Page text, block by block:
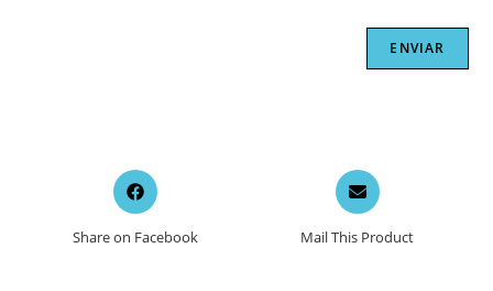
Opens
in
new
Share on Facebook
Opens
in
a
new
Mail This Product